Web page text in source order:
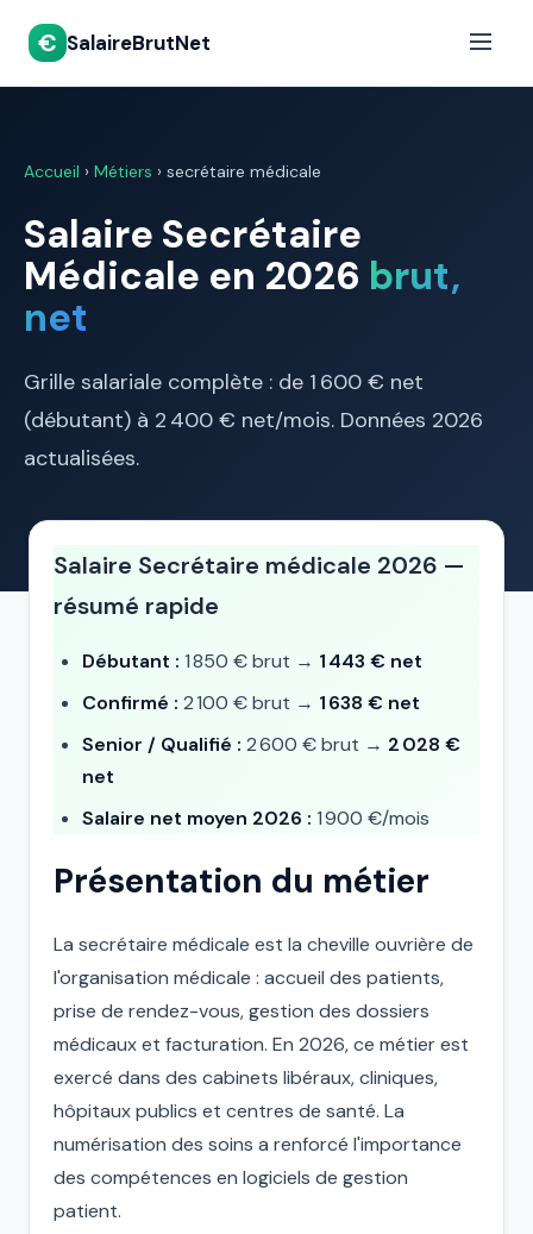
€ SalaireBrutNet
Accueil › Métiers › secrétaire médicale
Salaire Secrétaire
Médicale en 2026 brut,
net
Grille salariale complète : de 1 600 € net
(débutant) à 2 400 € net/mois. Données 2026
actualisées.
Salaire Secrétaire médicale 2026 —
résumé rapide
Débutant : 1 850 € brut → 1 443 € net
Confirmé : 2 100 € brut → 1 638 € net
Senior / Qualifié : 2 600 € brut → 2 028 €
net
Salaire net moyen 2026 : 1 900 €/mois
Présentation du métier
La secrétaire médicale est la cheville ouvrière de
l'organisation médicale : accueil des patients,
prise de rendez-vous, gestion des dossiers
médicaux et facturation. En 2026, ce métier est
exercé dans des cabinets libéraux, cliniques,
hôpitaux publics et centres de santé. La
numérisation des soins a renforcé l'importance
des compétences en logiciels de gestion
patient.